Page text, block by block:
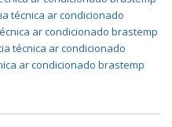
técnica ar condicionado
ar condicionado brastemp
técnica ar condicionado
ar condicionado brastemp